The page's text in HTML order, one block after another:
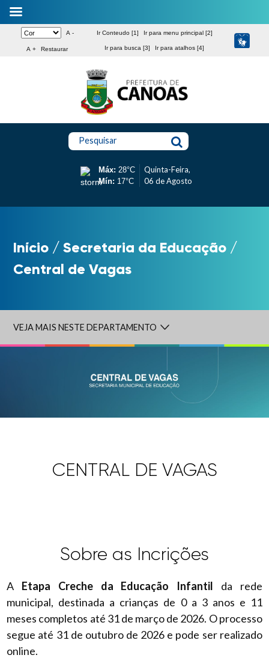
A -
A + Restaurar
Ir Conteudo [1] Ir para menu principal [2]
Ir para busca [3] Ir para atalhos [4]
Pesquisar
Máx: 28°C
Mín: 17°C
Quinta-Feira,
06 de Agosto
Início /Secretaria da Educação /
Central de Vagas
VEJA MAIS NESTE DEPARTAMENTO
CENTRAL DE VAGAS
Sobre as Incrições
A Etapa Creche da Educação Infantil da rede
municipal, destinada a crianças de 0 a 3 anos e 11
meses completos até 31 de março de 2026. O processo
segue até 31 de outubro de 2026 e pode ser realizado
online.